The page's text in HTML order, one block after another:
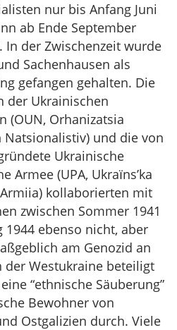
nur bis Anfang Juni
ab Ende September
In der Zwischenzeit wurde
Sachenhausen als
gefangen gehalten. Die
der Ukrainischen
(OUN, Orhanizatsia
Natsionalistiv) und die von
Ukrainische
Armee (UPA, Ukraїns’ka
Armiia) kollaborierten mit
zwischen Sommer 1941
1944 ebenso nicht, aber
am Genozid an
der Westukraine beteiligt
“ethnische Säuberung”
Bewohner von
Ostgalizien durch. Viele